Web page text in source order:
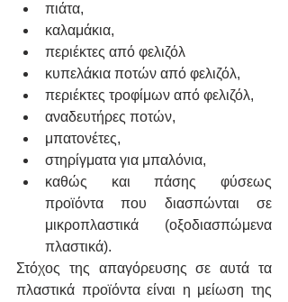
πιάτα,
καλαμάκια,
περιέκτες από φελιζόλ
κυπελάκια ποτών από φελιζόλ,
περιέκτες τροφίμων από φελιζόλ,
αναδευτήρες ποτών,
μπατονέτες,
στηρίγματα για μπαλόνια,
καθώς και πάσης φύσεως
προϊόντα που διασπώνται σε
μικροπλαστικά (οξοδιασπώμενα
πλαστικά).
Στόχος της απαγόρευσης σε αυτά τα
πλαστικά προϊόντα είναι η μείωση της